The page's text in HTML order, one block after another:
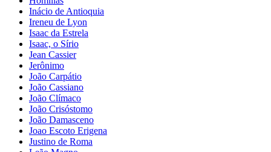
Inácio de Antioquia
Ireneu de Lyon
Isaac da Estrela
Isaac, o Sírio
Jean Cassier
Jerônimo
João Carpátio
João Cassiano
João Clímaco
João Crisóstomo
João Damasceno
Joao Escoto Erigena
Justino de Roma